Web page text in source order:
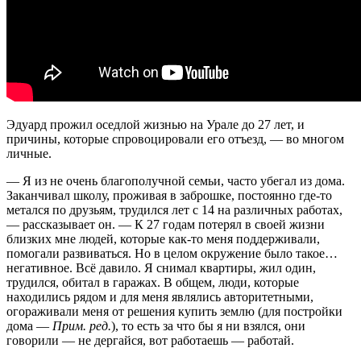
Эдуард прожил оседлой жизнью на Урале до 27 лет, и
причины, которые спровоцировали его отъезд, — во многом
личные.
— Я из не очень благополучной семьи, часто убегал из дома.
Заканчивал школу, проживая в заброшке, постоянно где-то
метался по друзьям, трудился лет с 14 на различных работах,
— рассказывает он. — К 27 годам потерял в своей жизни
близких мне людей, которые как-то меня поддерживали,
помогали развиваться. Но в целом окружение было такое…
негативное. Всё давило. Я снимал квартиры, жил один,
трудился, обитал в гаражах. В общем, люди, которые
находились рядом и для меня являлись авторитетными,
огораживали меня от решения купить землю (для постройки
дома — Прим. ред.), то есть за что бы я ни взялся, они
говорили — не дергайся, вот работаешь — работай.